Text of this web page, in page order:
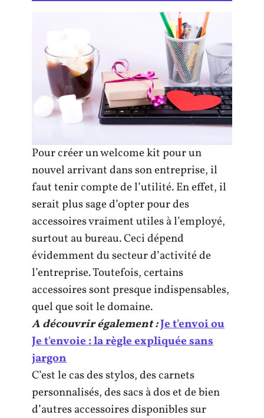
Pour créer un welcome kit pour un
nouvel arrivant dans son entreprise, il
faut tenir compte de l’utilité. En effet, il
serait plus sage d’opter pour des
accessoires vraiment utiles à l’employé,
surtout au bureau. Ceci dépend
évidemment du secteur d’activité de
l’entreprise. Toutefois, certains
accessoires sont presque indispensables,
quel que soit le domaine.
A découvrir également :Je t'envoi ou
Je t'envoie : la règle expliquée sans
jargon
C’est le cas des stylos, des carnets
personnalisés, des sacs à dos et de bien
d’autres accessoires disponibles sur